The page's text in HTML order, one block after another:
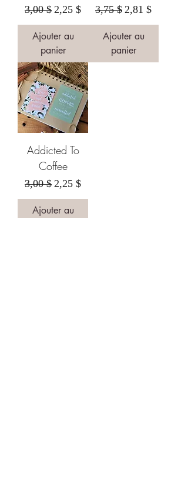
Prix original
3,00 $ Prix promotionnel
2,25 $
Ajouter au
panier
Prix original
3,75 $ Prix
2,81 $
Ajouter au
panier
Addicted To
Coffee
Prix original
3,00 $ Prix promotionnel
2,25 $
Ajouter au